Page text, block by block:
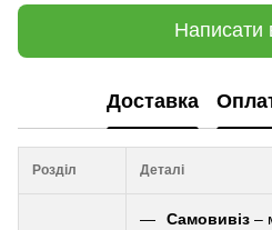
Написати
Доставка
Розділ Деталі
Самовивіз –